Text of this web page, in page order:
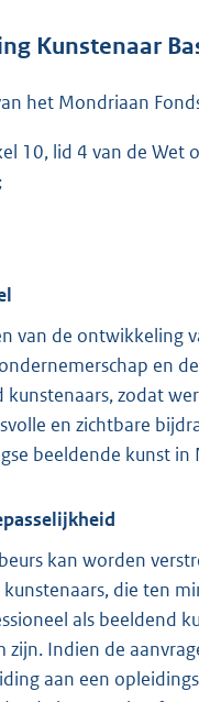
d
g
o
0
K
Kunstenaar
het Mondriaan
10, lid 4 van de Wet
van de ontwikkeling
en
kunstenaars, zodat
en zichtbare
beeldende kunst in
kan worden
die ten
als beeldend
zijn. Indien de
aan een